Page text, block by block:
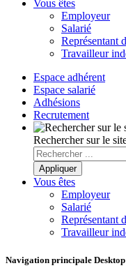
Vous êtes
Employeur
Salarié
Représentant
Travailleur
Espace adhérent
Espace salarié
Adhésions
Recrutement
Rechercher sur le
Vous êtes
Employeur
Salarié
Représentant
Travailleur
Navigation principale Desktop